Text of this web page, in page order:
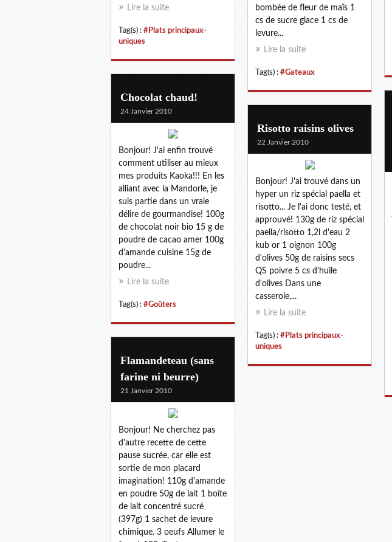
Lire la suite
Tag(s) : #Plats principaux-
uniques
bombée de fleur de maïs 1
cs de sucre glace 1 cs de
levure...
Lire la suite
Tag(s) : #Gateaux
Chocolat chaud!
24 Janvier 2010
Bonjour! J'ai enfin trouvé
comment utiliser au mieux
mes produits Kaoka!!! En les
alliant avec la Mandorle, je
suis partie dans un vraie
délire de gourmandise! 100g
de chocolat noir bio 15 g de
poudre de cacao amer 100g
d'amande cuisine 15g de
poudre...
Lire la suite
Tag(s) : #Goûters
Risotto raisins olives
22 Janvier 2010
Bonjour! J'ai trouvé dans un
hyper un riz spécial paella et
risotto... Je l'ai donc testé, et
approuvé! 130g de riz spécial
paella/risotto 1,2l d'eau 2
kub or 1 oignon 100g
d'olives 50g de raisins secs
QS poivre 5 cs d'huile
d'olives Dans une
casserole,...
Lire la suite
Tag(s) : #Plats principaux-
uniques
Flamandeteau (sans
farine ni beurre)
21 Janvier 2010
Bonjour! Ne cherchez pas
d'autre recette de cette
pause sucrée, car elle est
sortie de mon placard
imagination! 110g d'amande
en poudre 50g de lait 1 boîte
de lait concentré sucré
(397g) 1 sachet de levure
chimique. 3 oeufs Allumer le